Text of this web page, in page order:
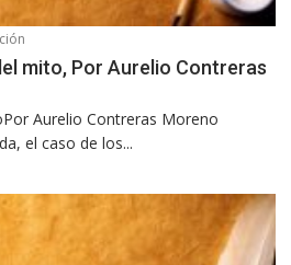
mito, Por Aurelio Contreras
Aurelio Contreras Moreno
el caso de los...